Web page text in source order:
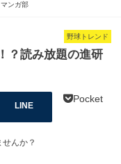
ンガ部
野球トレンド
？読み放題の進研
LINE
Pocket
んか？